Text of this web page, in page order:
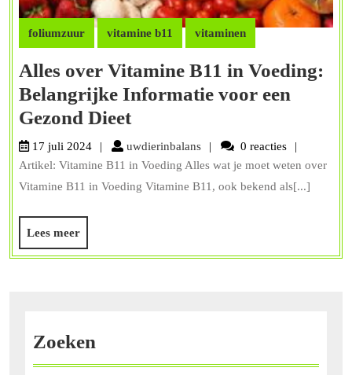
foliumzuur vitamine b11 vitaminen
Alles over Vitamine B11 in Voeding:
Belangrijke Informatie voor een
Gezond DieetAlles
over
Vitamine
B11
Belangrijke
17 juli 2024 uwdierinbalansuwdierinbalans
0 reacties
Artikel: Vitamine B11 in Voeding Alles wat je moet weten over
Vitamine B11 in Voeding Vitamine B11, ook bekend als[...]
Lees meerLees
meer
Zoeken